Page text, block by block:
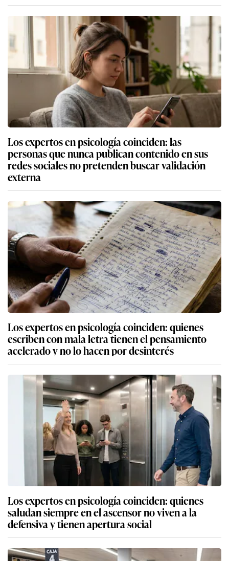
Los expertos en psicología coinciden: las
personas que nunca publican contenido en sus
redes sociales no pretenden buscar validación
externa
Los expertos en psicología coinciden: quienes
escriben con mala letra tienen el pensamiento
acelerado y no lo hacen por desinterés
Los expertos en psicología coinciden: quienes
saludan siempre en el ascensor no viven a la
defensiva y tienen apertura social